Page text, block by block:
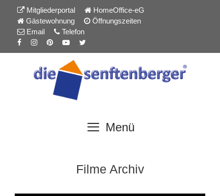
springen
Inhalt
springen
Mitgliederportal
HomeOffice-eG
Gästewohnung
Öffnungszeiten
Email
Telefon
Menü
Filme Archiv